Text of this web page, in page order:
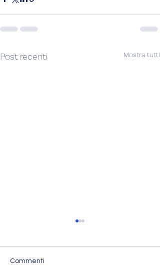
Post recenti Mostra tutti
Commenti